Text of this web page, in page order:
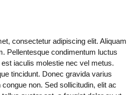
consectetur adipiscing elit. Aliquam
Pellentesque condimentum luctus
iaculis molestie nec vel metus.
tincidunt. Donec gravida varius
non. Sed sollicitudin, elit ac